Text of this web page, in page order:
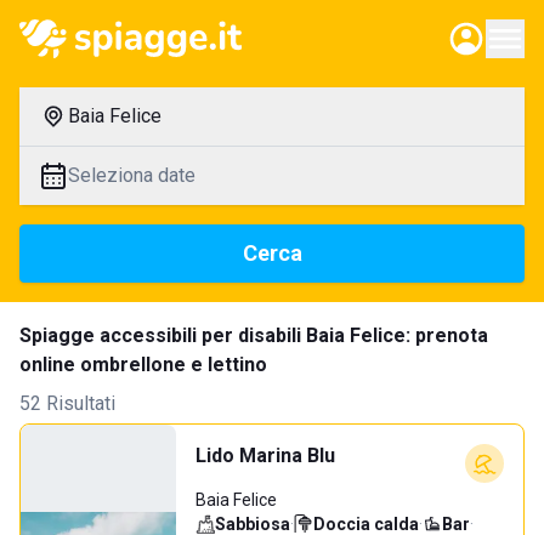
Baia Felice
Seleziona date
Cerca
Spiagge accessibili per disabili Baia Felice: prenota
online ombrellone e lettino
52 Risultati
Lido Marina Blu
Baia Felice
Sabbiosa· Doccia calda· Bar·